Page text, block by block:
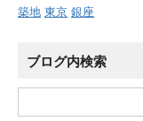
築地 東京 銀座
ブログ内検索